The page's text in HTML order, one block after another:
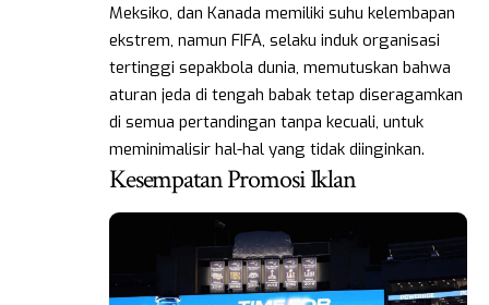
Meksiko, dan Kanada memiliki suhu kelembapan
ekstrem, namun FIFA, selaku induk organisasi
tertinggi sepakbola dunia, memutuskan bahwa
aturan jeda di tengah babak tetap diseragamkan
di semua pertandingan tanpa kecuali, untuk
meminimalisir hal-hal yang tidak diinginkan.
Kesempatan Promosi Iklan